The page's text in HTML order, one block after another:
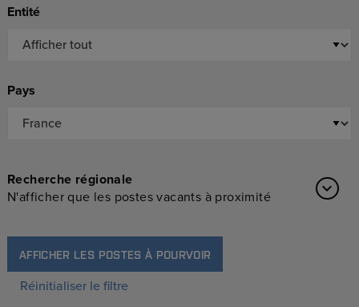
Entité
Pays
Recherche régionale
N'afficher que les postes vacants à proximité
AFFICHER LES POSTES À POURVOIR
Réinitialiser le filtre